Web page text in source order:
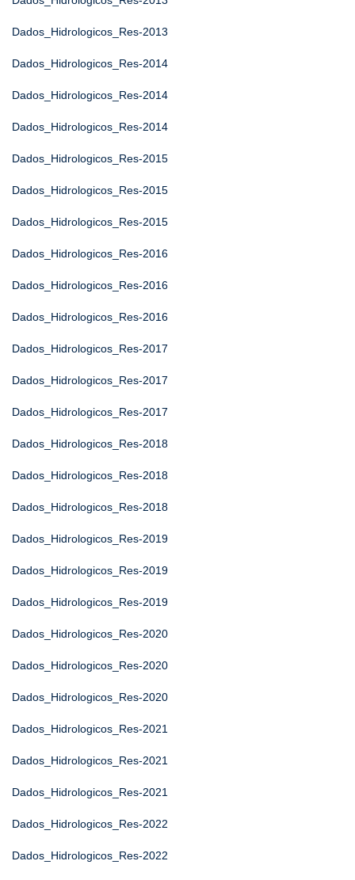
Dados_Hidrologicos_Res-2013
Dados_Hidrologicos_Res-2014
Dados_Hidrologicos_Res-2014
Dados_Hidrologicos_Res-2014
Dados_Hidrologicos_Res-2015
Dados_Hidrologicos_Res-2015
Dados_Hidrologicos_Res-2015
Dados_Hidrologicos_Res-2016
Dados_Hidrologicos_Res-2016
Dados_Hidrologicos_Res-2016
Dados_Hidrologicos_Res-2017
Dados_Hidrologicos_Res-2017
Dados_Hidrologicos_Res-2017
Dados_Hidrologicos_Res-2018
Dados_Hidrologicos_Res-2018
Dados_Hidrologicos_Res-2018
Dados_Hidrologicos_Res-2019
Dados_Hidrologicos_Res-2019
Dados_Hidrologicos_Res-2019
Dados_Hidrologicos_Res-2020
Dados_Hidrologicos_Res-2020
Dados_Hidrologicos_Res-2020
Dados_Hidrologicos_Res-2021
Dados_Hidrologicos_Res-2021
Dados_Hidrologicos_Res-2021
Dados_Hidrologicos_Res-2022
Dados_Hidrologicos_Res-2022